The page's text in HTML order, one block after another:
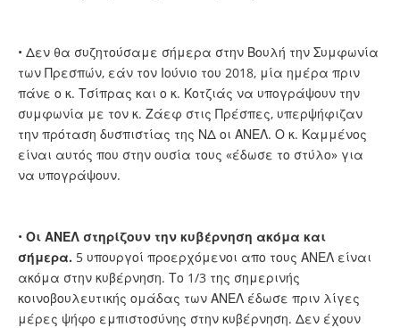
• Δεν θα συζητούσαμε σήμερα στην Βουλή την Συμφωνία
των Πρεσπών, εάν τον Ιούνιο του 2018, μία ημέρα πριν
πάνε ο κ. Τσίπρας και ο κ. Κοτζιάς να υπογράψουν την
συμφωνία με τον κ. Ζάεφ στις Πρέσπες, υπερψήφιζαν
την πρόταση δυσπιστίας της ΝΔ οι ΑΝΕΛ. Ο κ. Καμμένος
είναι αυτός που στην ουσία τους «έδωσε το στύλο» για
να υπογράψουν.
• Οι ΑΝΕΛ στηρίζουν την κυβέρνηση ακόμα και
σήμερα. 5 υπουργοί προερχόμενοι απο τους ΑΝΕΛ είναι
ακόμα στην κυβέρνηση. Το 1/3 της σημερινής
κοινοβουλευτικής ομάδας των ΑΝΕΛ έδωσε πριν λίγες
μέρες ψήφο εμπιστοσύνης στην κυβέρνηση. Δεν έχουν